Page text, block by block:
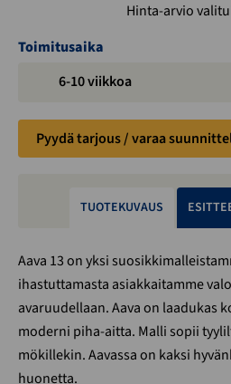
Hinta-arvio
Toimitusaika
6-10 viikkoa
Pyydä tarjous / varaa
TUOTEKUVAUS
Aava 13 on yksi
ihastuttamasta asiakkaitamme
avaruudellaan. Aava on laadukas
moderni piha-aitta. Malli sopii
mökillekin. Aavassa on kaksi
huonetta.